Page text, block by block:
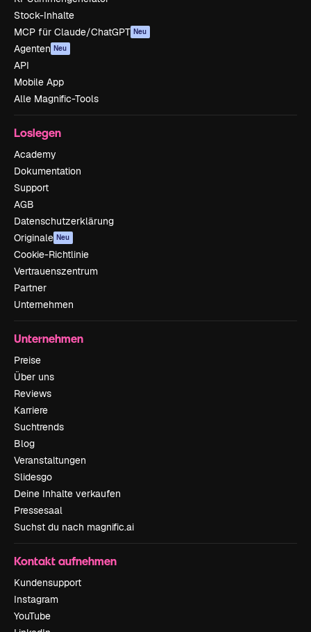
Stock-Inhalte
MCP für Claude/ChatGPT Neu
Agenten Neu
API
Mobile App
Alle Magnific-Tools
Loslegen
Academy
Dokumentation
Support
AGB
Datenschutzerklärung
Originale Neu
Cookie-Richtlinie
Vertrauenszentrum
Partner
Unternehmen
Unternehmen
Preise
Über uns
Reviews
Karriere
Suchtrends
Blog
Veranstaltungen
Slidesgo
Deine Inhalte verkaufen
Pressesaal
Suchst du nach magnific.ai
Kontakt aufnehmen
Kundensupport
Instagram
YouTube